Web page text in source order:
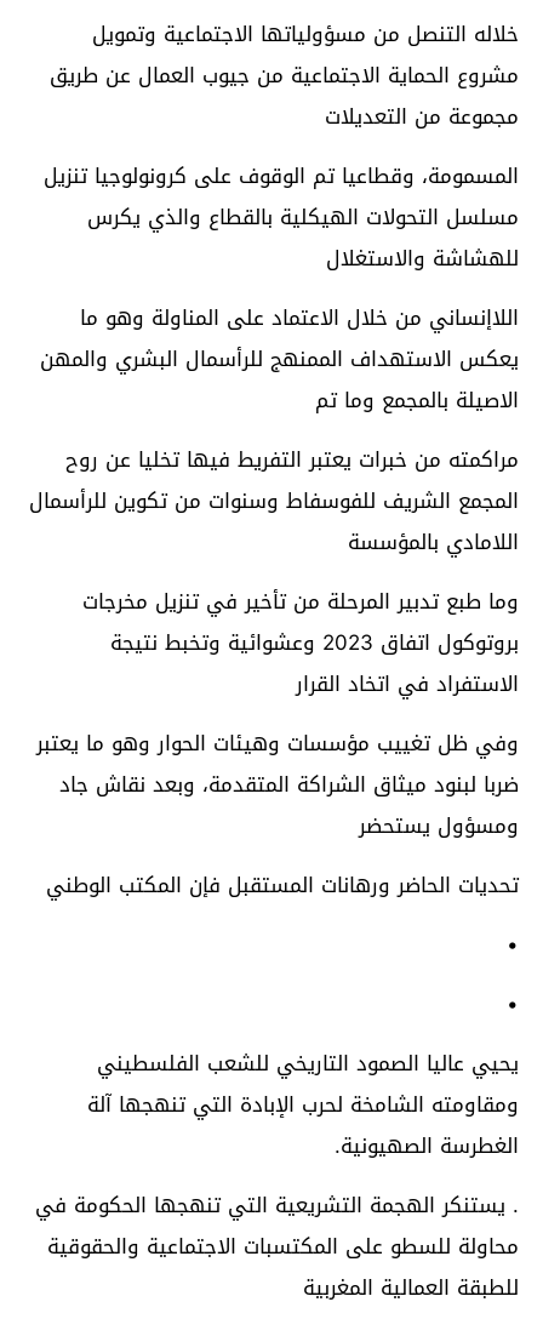
خلاله التنصل من مسؤولياتها الاجتماعية وتمويل
مشروع الحماية الاجتماعية من جيوب العمال عن طريق
مجموعة من التعديلات
المسمومة، وقطاعيا تم الوقوف على كرونولوجيا تنزيل
مسلسل التحولات الهيكلية بالقطاع والذي يكرس
للهشاشة والاستغلال
اللاإنساني من خلال الاعتماد على المناولة وهو ما
يعكس الاستهداف الممنهج للرأسمال البشري والمهن
الاصيلة بالمجمع وما تم
مراكمته من خبرات يعتبر التفريط فيها تخليا عن روح
المجمع الشريف للفوسفاط وسنوات من تكوين للرأسمال
اللامادي بالمؤسسة
وما طبع تدبير المرحلة من تأخير في تنزيل مخرجات
بروتوكول اتفاق 2023 وعشوائية وتخبط نتيجة
الاستفراد في اتخاد القرار
وفي ظل تغييب مؤسسات وهيئات الحوار وهو ما يعتبر
ضربا لبنود ميثاق الشراكة المتقدمة، وبعد نقاش جاد
ومسؤول يستحضر
تحديات الحاضر ورهانات المستقبل فإن المكتب الوطني
•
•
يحيي عاليا الصمود التاريخي للشعب الفلسطيني
ومقاومته الشامخة لحرب الإبادة التي تنهجها آلة
الغطرسة الصهيونية.
. يستنكر الهجمة التشريعية التي تنهجها الحكومة في
محاولة للسطو على المكتسبات الاجتماعية والحقوقية
للطبقة العمالية المغربية